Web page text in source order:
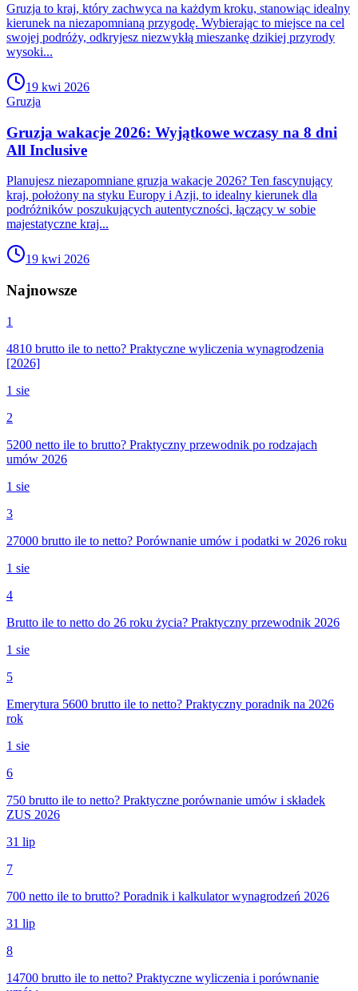
Gruzja to kraj, który zachwyca na każdym kroku, stanowiąc idealny
kierunek na niezapomnianą przygodę. Wybierając to miejsce na cel
swojej podróży, odkryjesz niezwykłą mieszankę dzikiej przyrody
wysoki...
19 kwi 2026
Gruzja
Gruzja wakacje 2026: Wyjątkowe wczasy na 8 dni
All Inclusive
Planujesz niezapomniane gruzja wakacje 2026? Ten fascynujący
kraj, położony na styku Europy i Azji, to idealny kierunek dla
podróżników poszukujących autentyczności, łączący w sobie
majestatyczne kraj...
19 kwi 2026
Najnowsze
1
4810 brutto ile to netto? Praktyczne wyliczenia wynagrodzenia
[2026]
1 sie
2
5200 netto ile to brutto? Praktyczny przewodnik po rodzajach
umów 2026
1 sie
3
27000 brutto ile to netto? Porównanie umów i podatki w 2026 roku
1 sie
4
Brutto ile to netto do 26 roku życia? Praktyczny przewodnik 2026
1 sie
5
Emerytura 5600 brutto ile to netto? Praktyczny poradnik na 2026
rok
1 sie
6
750 brutto ile to netto? Praktyczne porównanie umów i składek
ZUS 2026
31 lip
7
700 netto ile to brutto? Poradnik i kalkulator wynagrodzeń 2026
31 lip
8
14700 brutto ile to netto? Praktyczne wyliczenia i porównanie